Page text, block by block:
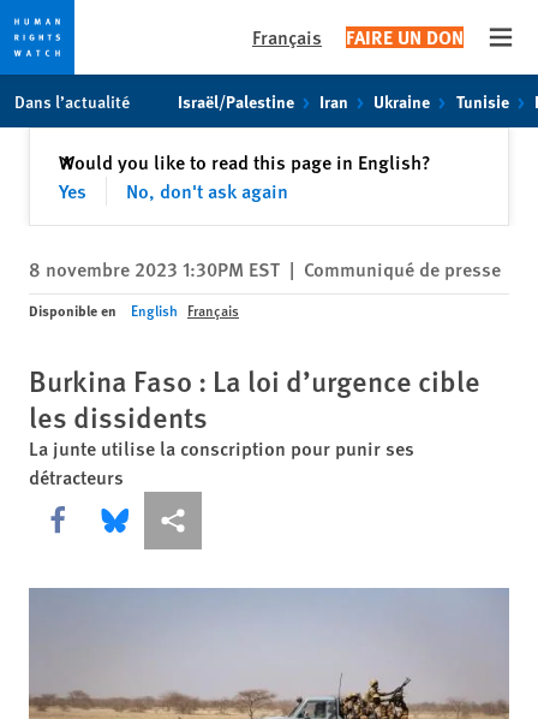
toto
content
Français FAIRE UN DON
Dans l’actualité Israël/Palestine Iran Ukraine Tunisie
Would you like to read this page in English?
Yes
No, don't ask again
✕Fermer
8 novembre 2023 1:30PM EST | Communiqué de presse
Disponible en English Français
Burkina Faso : La loi d’urgence cible
les dissidents
La junte utilise la conscription pour punir ses
détracteurs
Share this via Facebook
Share this via Bluesky
Share this via Partagez